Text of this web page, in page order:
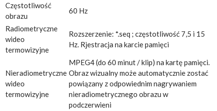
Częstotliwość
obrazu
60 Hz
Radiometryczne
wideo
termowizyjne
Rozszerzenie: *.seq ; częstotliwość 7,5 i 15
Hz. Rjestracja na karcie pamięci
Nieradiometryczne
wideo
termowizyjne
MPEG4 (do 60 minut / klip) na kartę pamięci.
Obraz wizualny może automatycznie zostać
powiązany z odpowiednim nagrywaniem
nieradiometrycznego obrazu w
podczerwieni